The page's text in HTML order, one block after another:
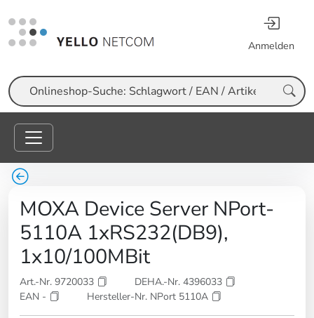
Anmelden
Suche
MOXA Device Server NPort-
5110A 1xRS232(DB9),
1x10/100MBit
Art.-Nr. 9720033
DEHA.-Nr. 4396033
EAN -
Hersteller-Nr. NPort 5110A